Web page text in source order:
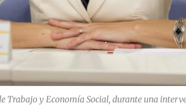
Trabajo y Economía Social, durante una